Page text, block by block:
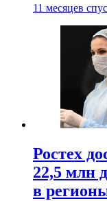
11 месяцев
Ростех
22,5 млн
в